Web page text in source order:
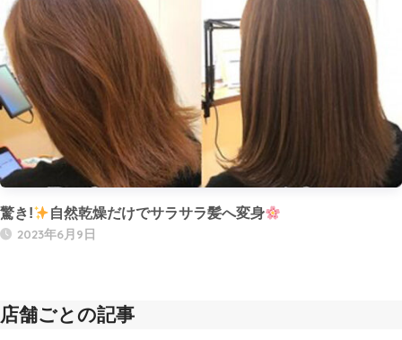
驚き!
自然乾燥だけでサラサラ髪へ変身
2023年6月9日
店舗ごとの記事